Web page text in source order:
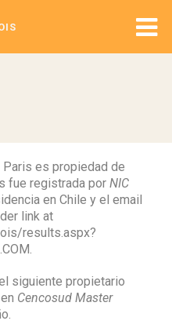
Paris es propiedad de
fue registrada por NIC
en Chile y el email
link at
results.aspx?
siguiente propietario
Cencosud Master